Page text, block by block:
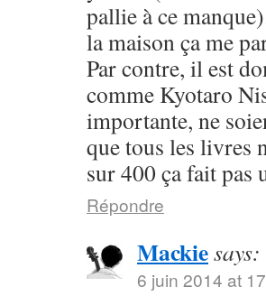
pallie à ce
la maison ça me
Par contre, il est
comme Kyotaro
importante, ne
que tous les livres
sur 400 ça fait pas
Répondre
Mackiesays:
6 juin 2014 at